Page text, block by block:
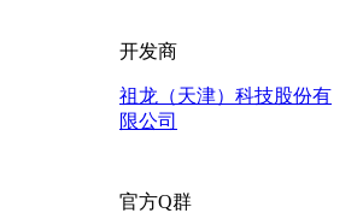
开发商
祖龙（天津）科技股份有
限公司
官方Q群